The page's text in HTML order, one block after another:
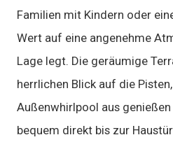
Familien mit Kindern oder
Wert auf eine angenehme
Lage legt. Die geräumige
herrlichen Blick auf die
Außenwhirlpool aus genießen
bequem direkt bis zur